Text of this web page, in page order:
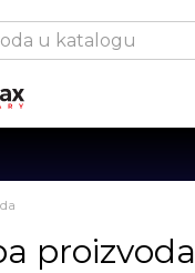
proizvoda